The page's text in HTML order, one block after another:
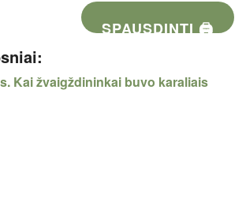
SPAUSDINTI 🖨
Kai žvaigždininkai buvo karaliais